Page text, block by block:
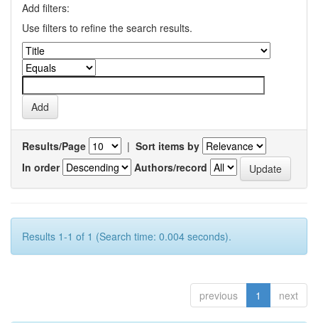
Add filters:
Use filters to refine the search results.
Results/Page | Sort items by
In order
Authors/record
Results 1-1 of 1 (Search time: 0.004 seconds).
previous 1 next